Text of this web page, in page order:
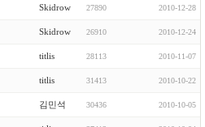
Skidrow 27890 2010-12-28
Skidrow 26910 2010-12-24
titlis 28113 2010-11-07
titlis 31413 2010-10-22
김민석 30436 2010-10-05